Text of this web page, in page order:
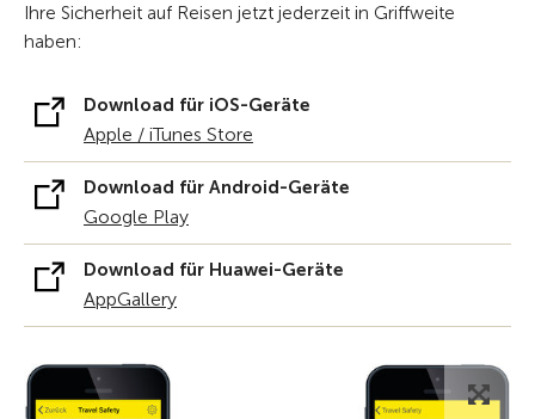
Ihre Sicherheit auf Reisen jetzt jederzeit in Griffweite
haben:
Download für iOS-Geräte
Apple / iTunes Store
Download für Android-Geräte
Google Play
Download für Huawei-Geräte
AppGallery